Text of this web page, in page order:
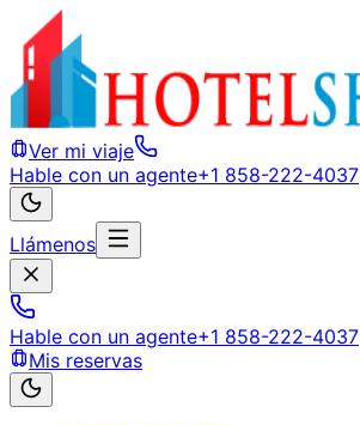
Ver mi viaje
Hable con un agente+1 858-222-4037
Llámenos
Hable con un agente+1 858-222-4037
Mis reservas